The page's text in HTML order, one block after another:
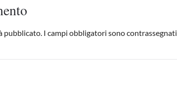
pubblicato. I campi obbligatori sono contrassegnati